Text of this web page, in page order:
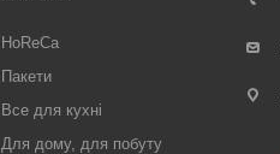
HoReCa
Пакети
Все для кухні
Для дому, для побуту